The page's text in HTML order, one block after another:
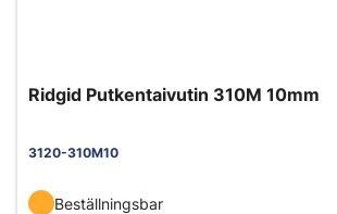
Ridgid Putkentaivutin 310M 10mm
3120-310M10
Beställningsbar